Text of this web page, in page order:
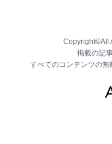
Copyright©All
掲載の記
すべてのコンテンツの無